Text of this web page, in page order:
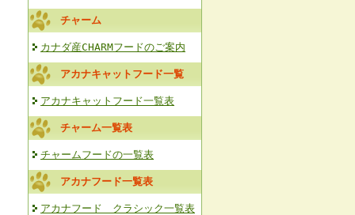
チャーム
カナダ産CHARMフードのご案内
アカナキャットフード一覧
アカナキャットフード一覧表
チャーム一覧表
チャームフードの一覧表
アカナフード一覧表
アカナフード クラシック一覧表